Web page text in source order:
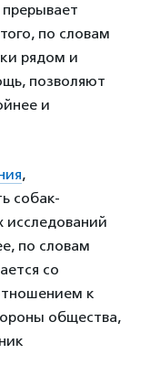
по словам
рядом и
позволяют
и
,
собак-
по словам
со
к
общества,